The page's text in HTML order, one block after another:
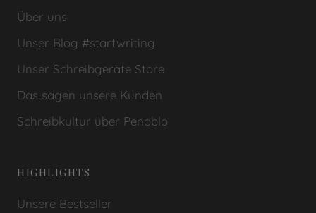
Über uns
Unser Blog #startwriting
Unser Schreibgeräte Store
Das sagen unsere Kunden
Schreibkultur über Penoblo
HIGHLIGHTS
Unsere Bestseller